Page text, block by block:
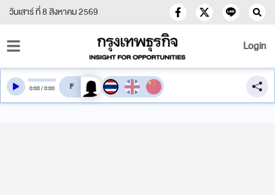
วันเสาร์ ที่ 8 สิงหาคม 2569
Login
0:00/0:00 สลับเสียงอ่าน